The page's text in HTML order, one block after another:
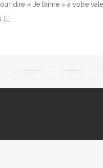
dire « Je t’aime » à votre